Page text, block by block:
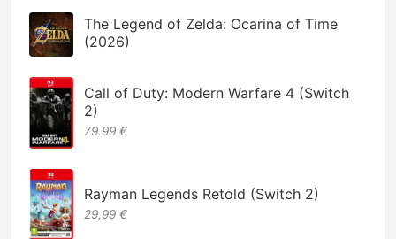
The Legend of Zelda: Ocarina of Time
(2026)
Call of Duty: Modern Warfare 4 (Switch
2)
79.99 €
Rayman Legends Retold (Switch 2)
29,99 €